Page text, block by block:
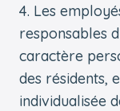
Les
responsables
caractère
des résidents,
individualisée